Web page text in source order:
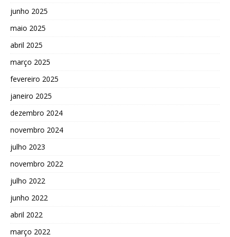
junho 2025
maio 2025
abril 2025
março 2025
fevereiro 2025
janeiro 2025
dezembro 2024
novembro 2024
julho 2023
novembro 2022
julho 2022
junho 2022
abril 2022
março 2022